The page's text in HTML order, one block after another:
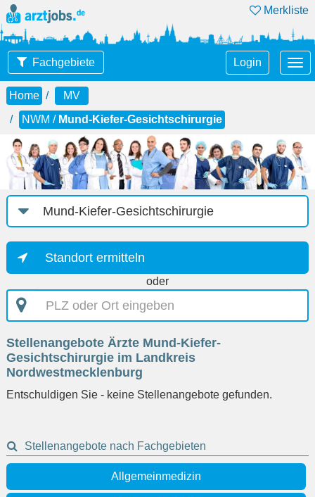
Merkliste
Fachgebiete Login
Home
MV
NWM / Mund-Kiefer-Gesichtschirurgie
Job-
Kategorie
Standort ermitteln
oder
PLZ
oder
eingeben
Stellenangebote Ärzte Mund-Kiefer-
Gesichtschirurgie im Landkreis
Nordwestmecklenburg
Entschuldigen Sie - keine Stellenangebote gefunden.
Stellenangebote nach Fachgebieten
Allgemeinmedizin